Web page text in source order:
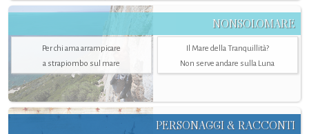
NONSOLOMARE
Per chi ama arrampicare
a strapiombo sul mare
Il Mare della Tranquillità?
Non serve andare sulla Luna
PERSONAGGI & RACCONTI